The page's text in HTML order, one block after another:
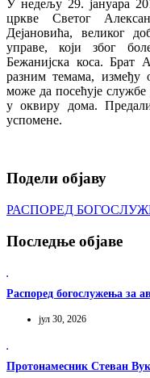
У недељу 29. јануара
цркве Светог
Дејановића, великог
управе, који због
Бежанијска коса. Брат
разним темама, између
може да посећује
у оквиру дома.
успомене.
Подели објаву
РАСПОРЕД
Последње објаве
Распоред богослужења за
јул 30, 2026
Протонамесник Стеван